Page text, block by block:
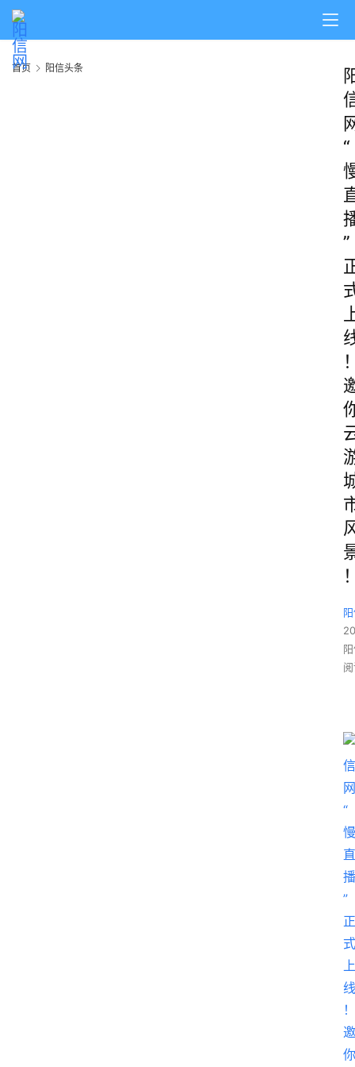
首页 阳信头条
“
”